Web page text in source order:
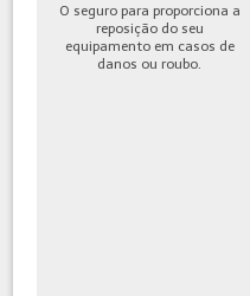
O seguro para proporciona a
reposição do seu
equipamento em casos de
danos ou roubo.